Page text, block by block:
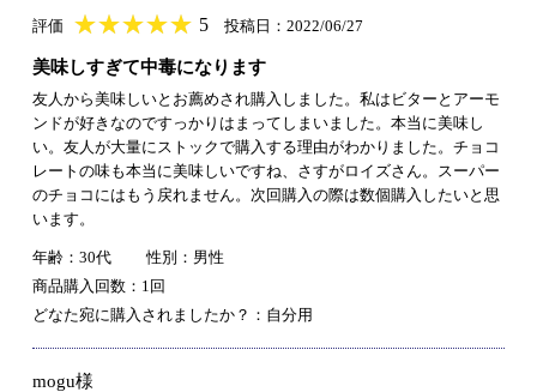
評価 ★★★★★
★★★★★ 5 投稿日：2022/06/27
美味しすぎて中毒になります
友人から美味しいとお薦めされ購入しました。私はビターとアーモ
ンドが好きなのですっかりはまってしまいました。本当に美味し
い。友人が大量にストックで購入する理由がわかりました。チョコ
レートの味も本当に美味しいですね、さすがロイズさん。スーパー
のチョコにはもう戻れません。次回購入の際は数個購入したいと思
います。
年齢：30代
性別：男性
商品購入回数：1回
どなた宛に購入されましたか？：自分用
mogu様